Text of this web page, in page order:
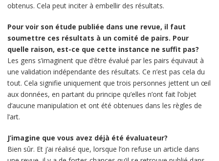
obtenus. Cela peut inciter à embellir des résultats.
Pour voir son étude publiée dans une revue, il faut
soumettre ces résultats à un comité de pairs. Pour
quelle raison, est-ce que cette instance ne suffit pas?
Les gens s’imaginent que d’être évalué par les pairs équivaut à
une validation indépendante des résultats. Ce n’est pas cela du
tout. Cela signifie uniquement que trois personnes jettent un œil
aux données, en partant du principe qu’elles n’ont fait l’objet
d’aucune manipulation et ont été obtenues dans les règles de
l’art.
J’imagine que vous avez déjà été évaluateur?
Bien sûr. Et j’ai réalisé que, lorsque l’on refuse un article dans